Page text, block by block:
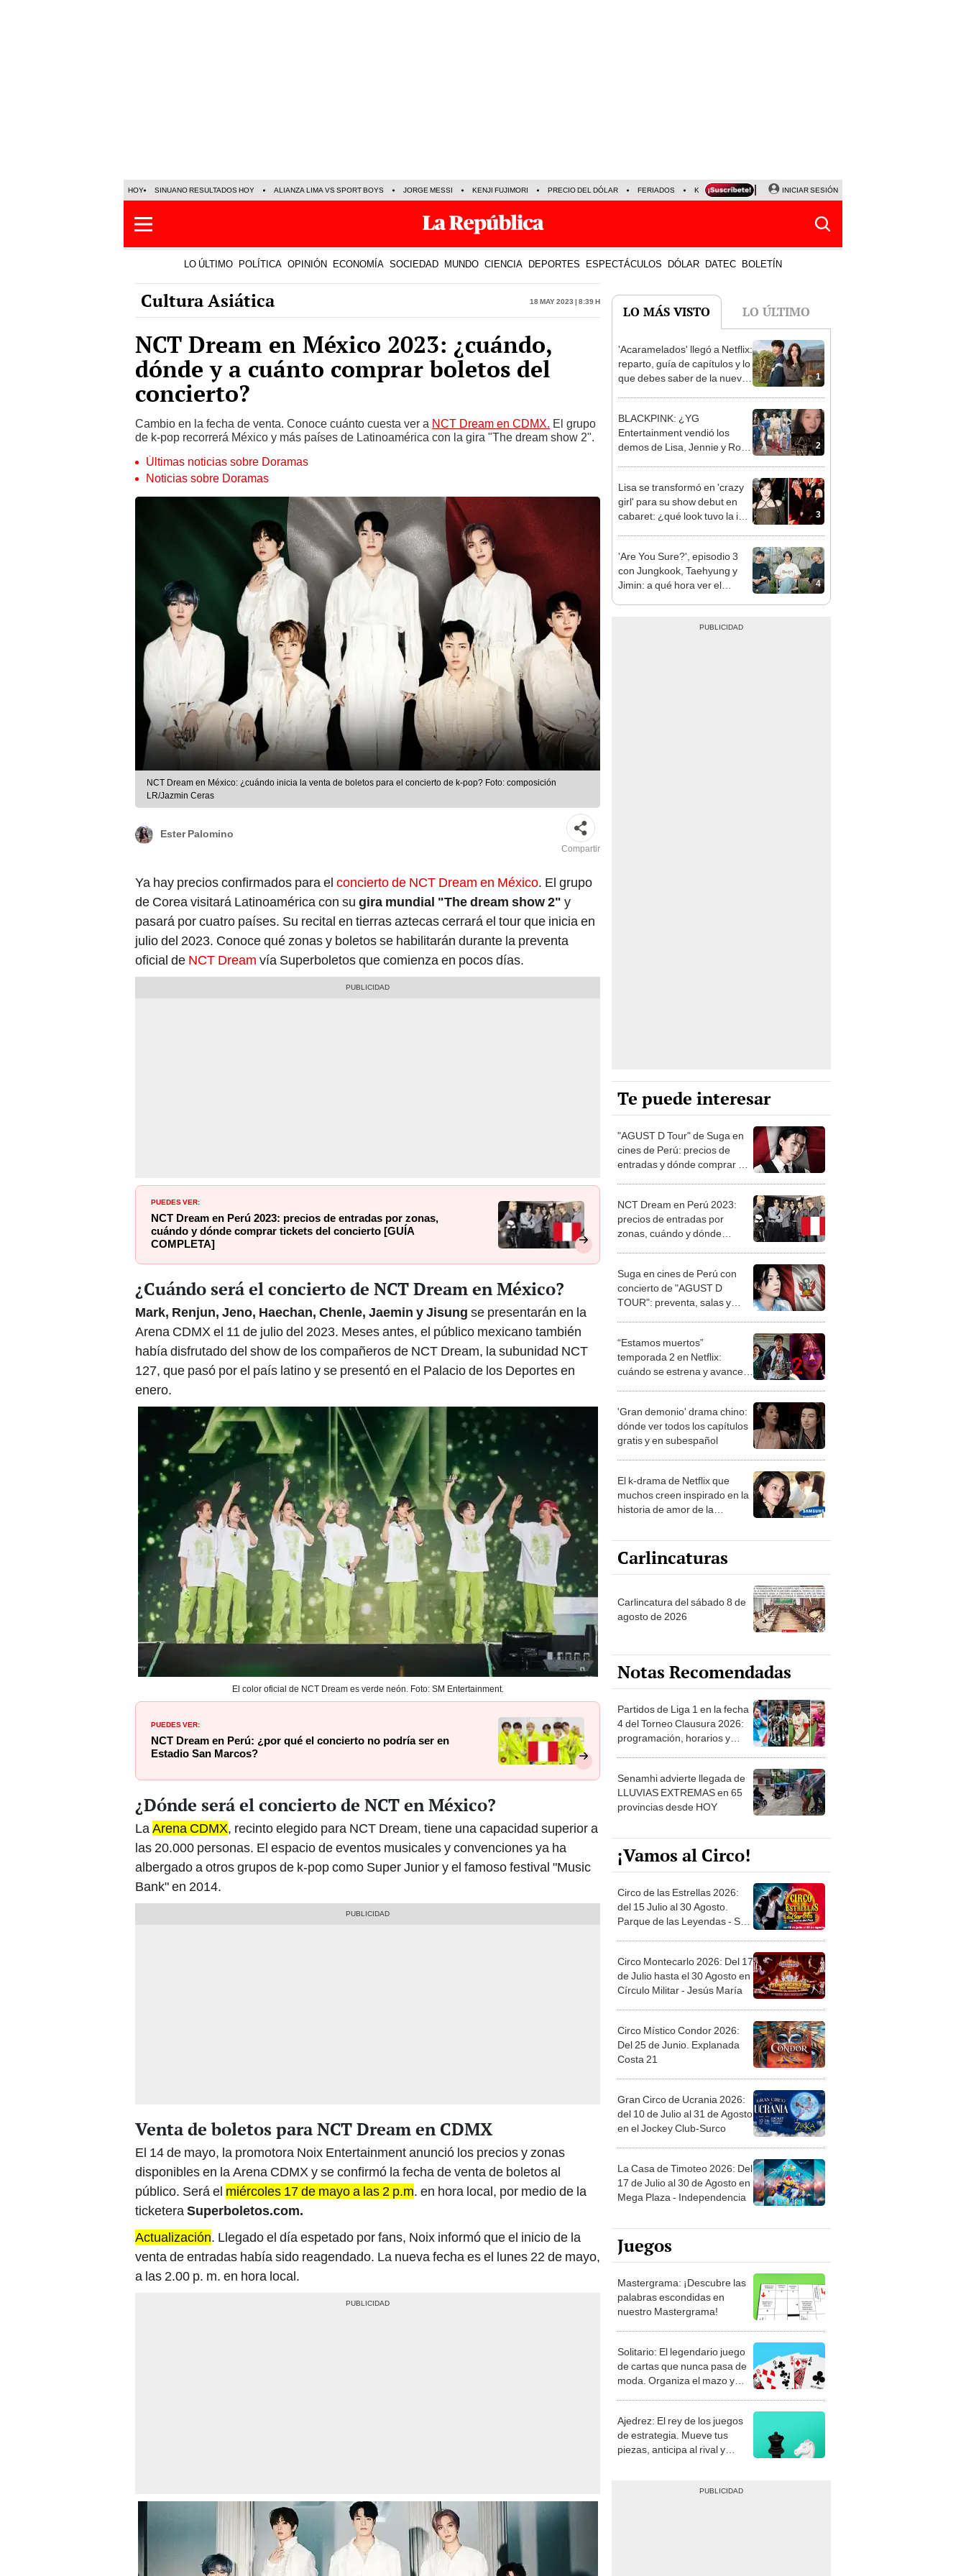
HOY SINUANO RESULTADOS HOY ALIANZA LIMA VS SPORT BOYS JORGE MESSI KENJI FUJIMORI PRECIO DEL DÓLAR FERIADOS KEIKO FUJIMORI NALDY SALDAÑA
INICIAR SESIÓN
LO ÚLTIMO POLÍTICA OPINIÓN ECONOMÍA SOCIEDAD MUNDO CIENCIA DEPORTES ESPECTÁCULOS DÓLAR DATEC BOLETÍN
Cultura Asiática 18 May 2023 | 8:39 h
NCT Dream en México 2023: ¿cuándo,
dónde y a cuánto comprar boletos del
concierto?
Cambio en la fecha de venta. Conoce cuánto cuesta ver a NCT Dream en CDMX. El grupo
de k-pop recorrerá México y más países de Latinoamérica con la gira "The dream show 2".
Últimas noticias sobre Doramas
Noticias sobre Doramas
NCT Dream en México: ¿cuándo inicia la venta de boletos para el concierto de k-pop? Foto: composición
LR/Jazmin Ceras
Ester Palomino
Compartir
Ya hay precios confirmados para el concierto de NCT Dream en México. El grupo
de Corea visitará Latinoamérica con su gira mundial "The dream show 2" y
pasará por cuatro países. Su recital en tierras aztecas cerrará el tour que inicia en
julio del 2023. Conoce qué zonas y boletos se habilitarán durante la preventa
oficial de NCT Dream vía Superboletos que comienza en pocos días.
PUEDES VER:
NCT Dream en Perú 2023: precios de entradas por zonas,
cuándo y dónde comprar tickets del concierto [GUÍA
COMPLETA]
¿Cuándo será el concierto de NCT Dream en México?
Mark, Renjun, Jeno, Haechan, Chenle, Jaemin y Jisung se presentarán en la
Arena CDMX el 11 de julio del 2023. Meses antes, el público mexicano también
había disfrutado del show de los compañeros de NCT Dream, la subunidad NCT
127, que pasó por el país latino y se presentó en el Palacio de los Deportes en
enero.
El color oficial de NCT Dream es verde neón. Foto: SM Entertainment.
PUEDES VER:
NCT Dream en Perú: ¿por qué el concierto no podría ser en
Estadio San Marcos?
¿Dónde será el concierto de NCT en México?
La Arena CDMX, recinto elegido para NCT Dream, tiene una capacidad superior a
las 20.000 personas. El espacio de eventos musicales y convenciones ya ha
albergado a otros grupos de k-pop como Super Junior y el famoso festival "Music
Bank" en 2014.
Venta de boletos para NCT Dream en CDMX
El 14 de mayo, la promotora Noix Entertainment anunció los precios y zonas
disponibles en la Arena CDMX y se confirmó la fecha de venta de boletos al
público. Será el miércoles 17 de mayo a las 2 p.m. en hora local, por medio de la
ticketera Superboletos.com.
Actualización. Llegado el día espetado por fans, Noix informó que el inicio de la
venta de entradas había sido reagendado. La nueva fecha es el lunes 22 de mayo,
a las 2.00 p. m. en hora local.
LO MÁS VISTO LO ÚLTIMO
1
'Acaramelados' llegó a Netflix:
reparto, guía de capítulos y lo
que debes saber de la nueva
2
BLACKPINK: ¿YG
Entertainment vendió los
demos de Lisa, Jennie y Rosé
3
Lisa se transformó en 'crazy
girl' para su show debut en
cabaret: ¿qué look tuvo la idol
4
'Are You Sure?', episodio 3
con Jungkook, Taehyung y
Jimin: a qué hora ver el
Te puede interesar
"AGUST D Tour" de Suga en
cines de Perú: precios de
entradas y dónde comprar en
NCT Dream en Perú 2023:
precios de entradas por
zonas, cuándo y dónde
Suga en cines de Perú con
concierto de "AGUST D
TOUR": preventa, salas y
“Estamos muertos”
temporada 2 en Netflix:
cuándo se estrena y avances
'Gran demonio' drama chino:
dónde ver todos los capítulos
gratis y en subespañol
El k-drama de Netflix que
muchos creen inspirado en la
historia de amor de la
Carlincaturas
Carlincatura del sábado 8 de
agosto de 2026
Notas Recomendadas
Partidos de Liga 1 en la fecha
4 del Torneo Clausura 2026:
programación, horarios y
Senamhi advierte llegada de
LLUVIAS EXTREMAS en 65
provincias desde HOY
¡Vamos al Circo!
Circo de las Estrellas 2026:
del 15 Julio al 30 Agosto.
Parque de las Leyendas - San
Circo Montecarlo 2026: Del 17
de Julio hasta el 30 Agosto en
Círculo Militar - Jesús María
Circo Místico Condor 2026:
Del 25 de Junio. Explanada
Costa 21
Gran Circo de Ucrania 2026:
del 10 de Julio al 31 de Agosto
en el Jockey Club-Surco
La Casa de Timoteo 2026: Del
17 de Julio al 30 de Agosto en
Mega Plaza - Independencia
Juegos
Mastergrama: ¡Descubre las
palabras escondidas en
nuestro Mastergrama!
Solitario: El legendario juego
de cartas que nunca pasa de
moda. Organiza el mazo y
Ajedrez: El rey de los juegos
de estrategia. Mueve tus
piezas, anticipa al rival y